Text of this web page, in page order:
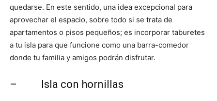
quedarse. En este sentido, una idea excepcional para
aprovechar el espacio, sobre todo si se trata de
apartamentos o pisos pequeños; es incorporar taburetes
a tu isla para que funcione como una barra-comedor
donde tu familia y amigos podrán disfrutar.
– Isla con hornillas